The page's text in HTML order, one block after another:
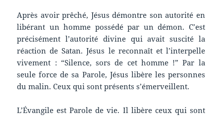
Après avoir prêché, Jésus démontre son autorité en
libérant un homme possédé par un démon. C’est
précisément l’autorité divine qui avait suscité la
réaction de Satan. Jésus le reconnaît et l’interpelle
vivement : “Silence, sors de cet homme !” Par la
seule force de sa Parole, Jésus libère les personnes
du malin. Ceux qui sont présents s’émerveillent.
L’Évangile est Parole de vie. Il libère ceux qui sont